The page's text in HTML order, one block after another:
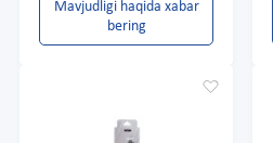
Mavjudligi haqida xabar
bering